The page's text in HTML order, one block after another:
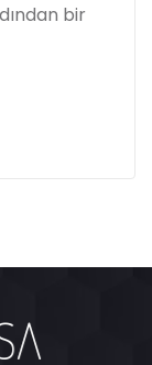
bir